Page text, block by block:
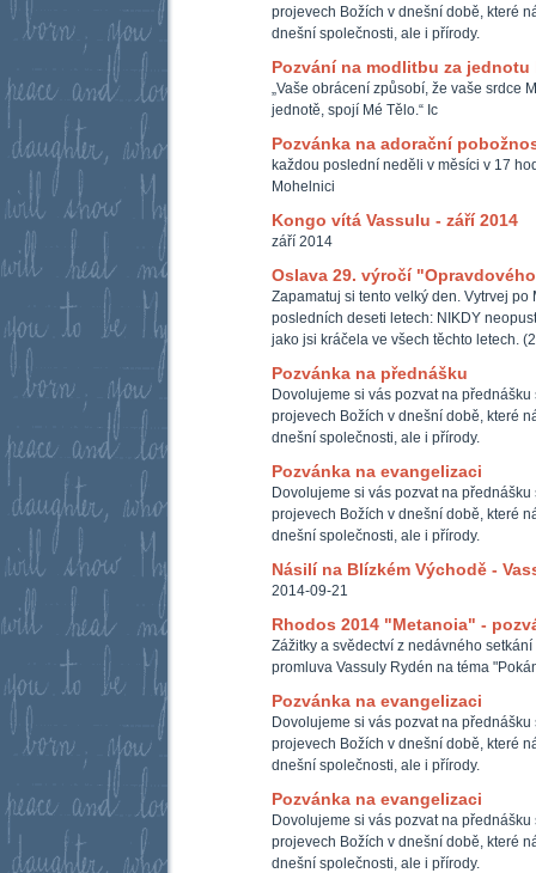
projevech Božích v dnešní době, které
dnešní společnosti, ale i přírody.
Pozvání na modlitbu za
„Vaše obrácení způsobí, že vaše srdce
jednotě, spojí Mé Tělo.“ Ic
Pozvánka na adorační
každou poslední neděli v měsíci v 17
Mohelnici
Kongo vítá Vassulu - září 2014
září 2014
Oslava 29. výročí
Zapamatuj si tento velký den. Vytrvej po
posledních deseti letech: NIKDY
jako jsi kráčela ve všech těchto letech.
Pozvánka na přednášku
Dovolujeme si vás pozvat na
projevech Božích v dnešní době, které
dnešní společnosti, ale i přírody.
Pozvánka na evangelizaci
Dovolujeme si vás pozvat na
projevech Božích v dnešní době, které
dnešní společnosti, ale i přírody.
Násilí na Blízkém Východě -
2014-09-21
Rhodos 2014 "Metanoia" -
Zážitky a svědectví z nedávného
promluva Vassuly Rydén na téma
Pozvánka na evangelizaci
Dovolujeme si vás pozvat na
projevech Božích v dnešní době, které
dnešní společnosti, ale i přírody.
Pozvánka na evangelizaci
Dovolujeme si vás pozvat na
projevech Božích v dnešní době, které
dnešní společnosti, ale i přírody.